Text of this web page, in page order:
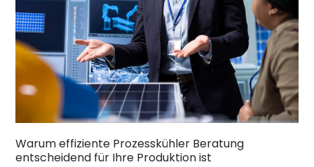
Warum effiziente Prozesskühler Beratung
entscheidend für Ihre Produktion ist